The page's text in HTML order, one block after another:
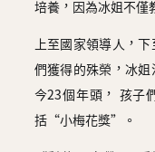
培養，因為冰姐不僅
上至國家領導人，
們獲得的殊榮，冰
今23個年頭， 孩子
括“小梅花獎”。